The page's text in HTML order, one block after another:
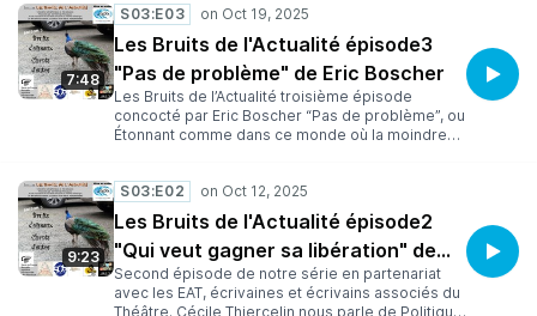
décrivait si crûment et avec concision la
catégorie d’hommes auquel appartiennent ceux
qui abusent, violent et tuent les femmes.
souhaiteraient remettre d’aplomb l’hôpital public,
mais c’‘est la santé ou l’économie. Ils adoreraient
donner plus de sous au spectacle vivant, mais
c’est la culture ou l’économie. La grève est un
droit, évidemment,
7:48
S03:E03
Les Bruits de l'Actualité épisode3
"Pas de problème" de Eric Boscher
Les Bruits de l’Actualité troisième épisode
concocté par Eric Boscher “Pas de problème”, ou
Étonnant comme dans ce monde où la moindre
un mantra…
9:23
S03:E02
Les Bruits de l'Actualité épisode2
"Qui veut gagner sa libération" de
Cécile Thiercelin
Second épisode de notre série en partenariat
avec les EAT, écrivaines et écrivains associés du
Théâtre. Cécile Thiercelin nous parle de Politique